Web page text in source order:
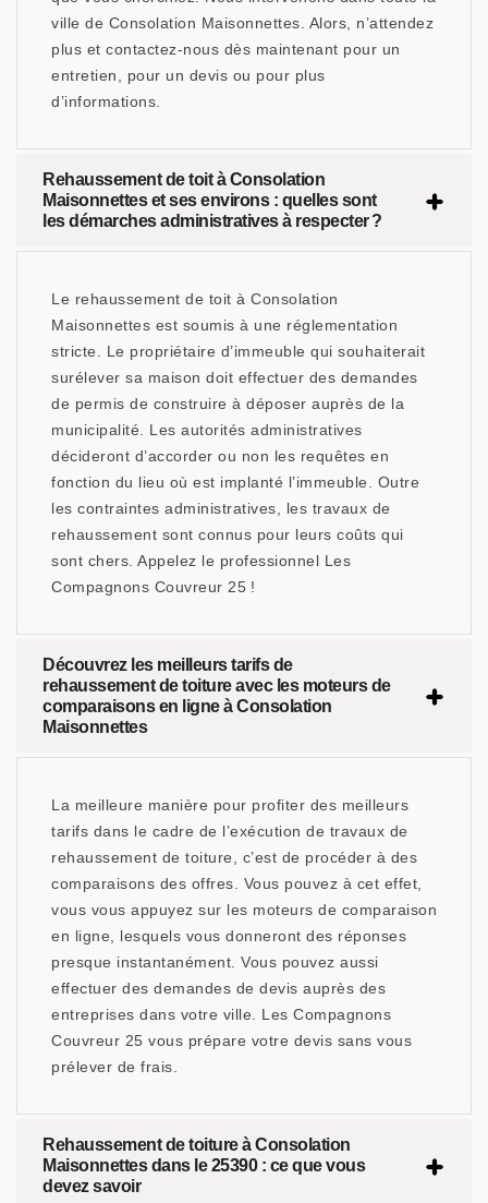
ville de Consolation Maisonnettes. Alors, n’attendez
plus et contactez-nous dès maintenant pour un
entretien, pour un devis ou pour plus
d’informations.
Rehaussement de toit à Consolation
Maisonnettes et ses environs : quelles sont
les démarches administratives à respecter ?
Le rehaussement de toit à Consolation
Maisonnettes est soumis à une réglementation
stricte. Le propriétaire d’immeuble qui souhaiterait
surélever sa maison doit effectuer des demandes
de permis de construire à déposer auprès de la
municipalité. Les autorités administratives
décideront d’accorder ou non les requêtes en
fonction du lieu où est implanté l’immeuble. Outre
les contraintes administratives, les travaux de
rehaussement sont connus pour leurs coûts qui
sont chers. Appelez le professionnel Les
Compagnons Couvreur 25 !
Découvrez les meilleurs tarifs de
rehaussement de toiture avec les moteurs de
comparaisons en ligne à Consolation
Maisonnettes
La meilleure manière pour profiter des meilleurs
tarifs dans le cadre de l’exécution de travaux de
rehaussement de toiture, c’est de procéder à des
comparaisons des offres. Vous pouvez à cet effet,
vous vous appuyez sur les moteurs de comparaison
en ligne, lesquels vous donneront des réponses
presque instantanément. Vous pouvez aussi
effectuer des demandes de devis auprès des
entreprises dans votre ville. Les Compagnons
Couvreur 25 vous prépare votre devis sans vous
prélever de frais.
Rehaussement de toiture à Consolation
Maisonnettes dans le 25390 : ce que vous
devez savoir